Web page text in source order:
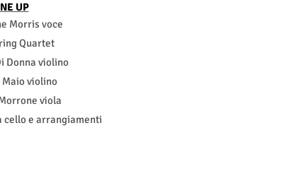
UP
Morris voce
Quartet
Donna violino
Maio violino
viola
cello e arrangiamenti